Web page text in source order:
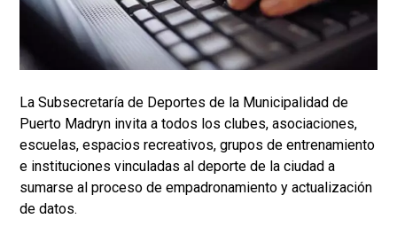
La Subsecretaría de Deportes de la Municipalidad de
Puerto Madryn invita a todos los clubes, asociaciones,
escuelas, espacios recreativos, grupos de entrenamiento
e instituciones vinculadas al deporte de la ciudad a
sumarse al proceso de empadronamiento y actualización
de datos.